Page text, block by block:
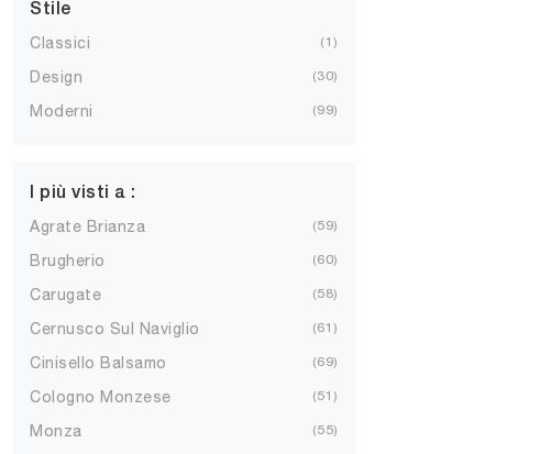
Stile
Classici 1
Design 30
Moderni 99
I più visti a :
Agrate Brianza 59
Brugherio 60
Carugate 58
Cernusco Sul Naviglio 61
Cinisello Balsamo 69
Cologno Monzese 51
Monza 55